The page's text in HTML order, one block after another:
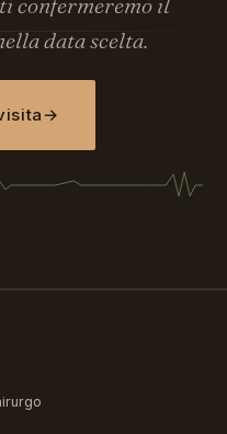
data scelta.
→